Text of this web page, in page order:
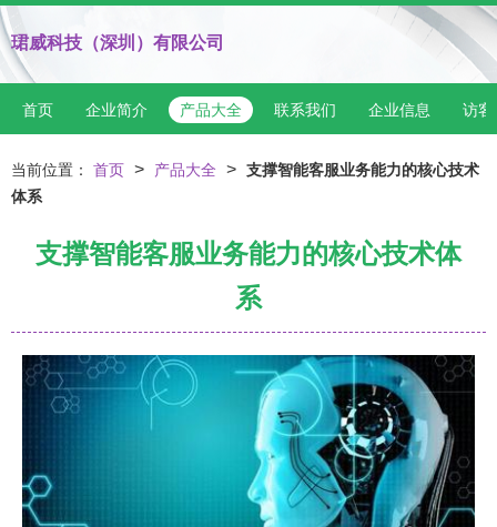
珺威科技（深圳）有限公司
首页 企业简介 产品大全 联系我们 企业信息 访客
当前位置： 首页 > 产品大全 > 支撑智能客服业务能力的核心技术
体系
支撑智能客服业务能力的核心技术体
系